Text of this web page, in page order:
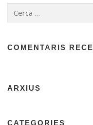
COMENTARIS
ARXIUS
CATEGORIES